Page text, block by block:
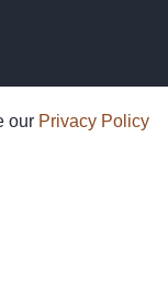
our Privacy Policy